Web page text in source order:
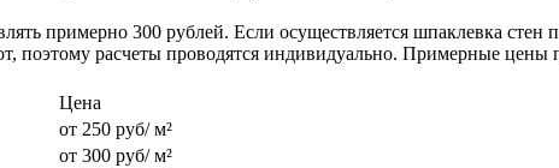
примерно 300 рублей. Если осуществляется шпаклевка
поэтому расчеты проводятся индивидуально. Примерные
Цена
от 250 руб/ м²
от 300 руб/ м²